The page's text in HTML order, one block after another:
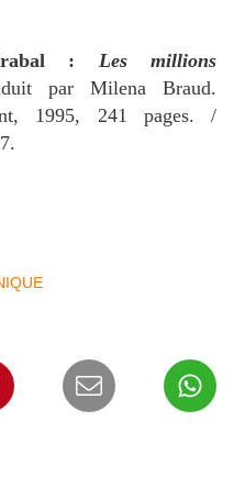
: Les millions
par Milena Braud.
1995, 241 pages. /